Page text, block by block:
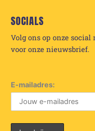
SOCIALS
Volg ons op onze
voor onze nieuwsbrief.
E-mailadres: